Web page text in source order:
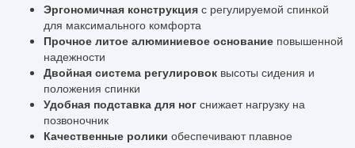
Эргономичная конструкция с регулируемой спинкой
для максимального комфорта
Прочное литое алюминиевое основание повышенной
надежности
Двойная система регулировок высоты сидения и
положения спинки
Удобная подставка для ног снижает нагрузку на
позвоночник
Качественные ролики обеспечивают плавное